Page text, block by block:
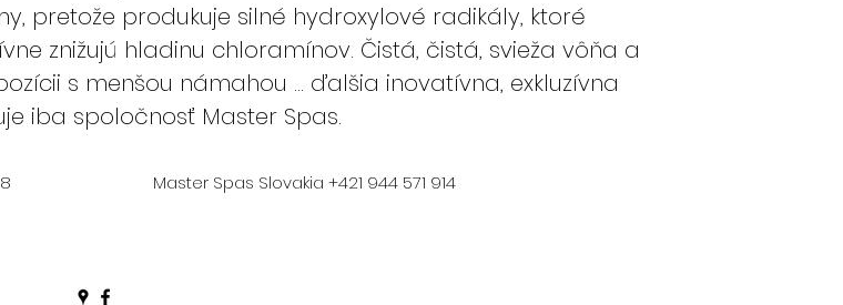
pretože produkuje silné hydroxylové radikály, ktoré
znižujú hladinu chloramínov. Čistá, čistá, svieža vôňa a
s menšou námahou ... ďalšia inovatívna, exkluzívna
iba spoločnosť Master Spas.
Master Spas Slovakia +421 944 571 914